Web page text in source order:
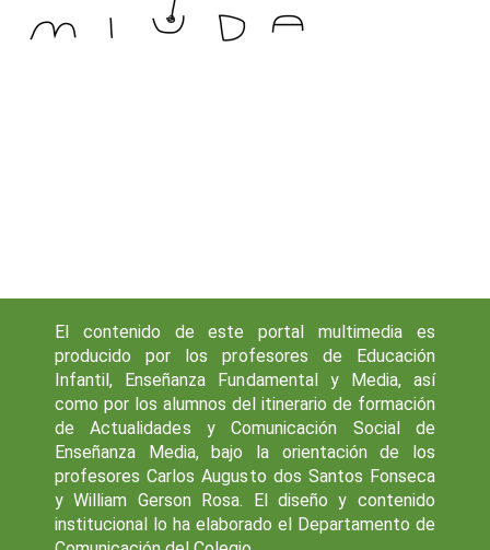
El contenido de este portal multimedia es
producido por los profesores de Educación
Infantil, Enseñanza Fundamental y Media, así
como por los alumnos del itinerario de formación
de Actualidades y Comunicación Social de
Enseñanza Media, bajo la orientación de los
profesores Carlos Augusto dos Santos Fonseca
y William Gerson Rosa. El diseño y contenido
institucional lo ha elaborado el Departamento de